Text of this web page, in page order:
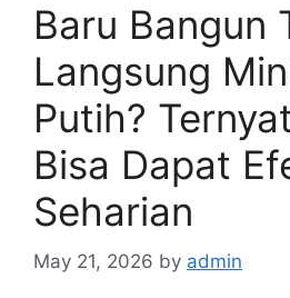
Baru Bangun
Langsung
Putih?
Bisa Dapat
Seharian
May 21, 2026 by admin